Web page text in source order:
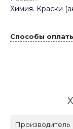
Химия. Краски
Способы
Производитель